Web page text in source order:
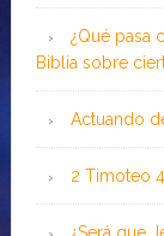
¿Qué pasa
Biblia sobre
Actuando
2 Timoteo